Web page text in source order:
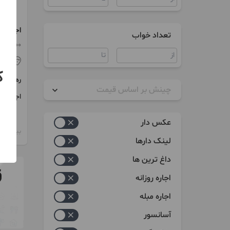
تعداد خواب
چینش بر اساس قیمت
عکس دار
لینک دارها
داغ ترین ها
اجاره روزانه
اجاره مبله
آسانسور
اجاره
خانه
100 متر / 2 اتاق
رهن
اجاره
بیش از 12 ماه پیش